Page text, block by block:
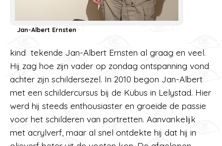
Jan-Albert Ernsten
kind tekende Jan-Albert Ernsten al graag en veel.
Hij zag hoe zijn vader op zondag ontspanning vond
achter zijn schildersezel. In 2010 begon Jan-Albert
met een schildercursus bij de Kubus in Lelystad. Hier
werd hij steeds enthousiaster en groeide de passie
voor het schilderen van portretten. Aanvankelijk
met acrylverf, maar al snel ontdekte hij dat hij in